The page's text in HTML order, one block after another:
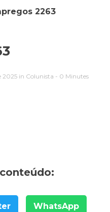
2263
2025 in Colunista - 0 Minutes
WhatsApp